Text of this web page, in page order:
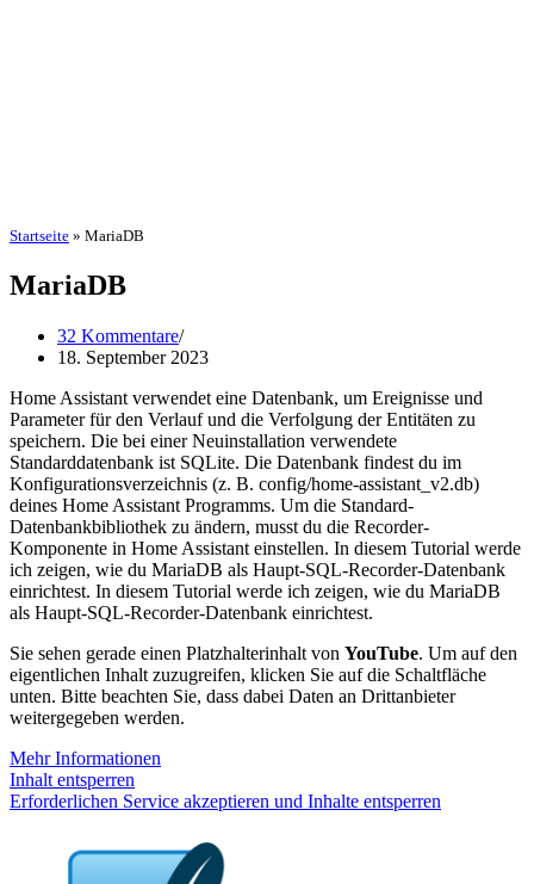
Startseite » MariaDB
MariaDB
32 Kommentare
18. September 2023
Home Assistant verwendet eine Datenbank, um Ereignisse und
Parameter für den Verlauf und die Verfolgung der Entitäten zu
speichern. Die bei einer Neuinstallation verwendete
Standarddatenbank ist SQLite. Die Datenbank findest du im
Konfigurationsverzeichnis (z. B. config/home-assistant_v2.db)
deines Home Assistant Programms. Um die Standard-
Datenbankbibliothek zu ändern, musst du die Recorder-
Komponente in Home Assistant einstellen. In diesem Tutorial werde
ich zeigen, wie du MariaDB als Haupt-SQL-Recorder-Datenbank
einrichtest. In diesem Tutorial werde ich zeigen, wie du MariaDB
als Haupt-SQL-Recorder-Datenbank einrichtest.
Sie sehen gerade einen Platzhalterinhalt von YouTube. Um auf den
eigentlichen Inhalt zuzugreifen, klicken Sie auf die Schaltfläche
unten. Bitte beachten Sie, dass dabei Daten an Drittanbieter
weitergegeben werden.
Mehr Informationen
Inhalt entsperren
Erforderlichen Service akzeptieren und Inhalte entsperren